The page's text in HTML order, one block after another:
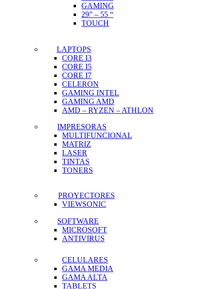
GAMING
29” – 55 “
TOUCH
LAPTOPS
CORE I3
CORE I5
CORE I7
CELERON
GAMING INTEL
GAMING AMD
AMD – RYZEN – ATHLON
IMPRESORAS
MULTIFUNCIONAL
MATRIZ
LASER
TINTAS
TONERS
PROYECTORES
VIEWSONIC
SOFTWARE
MICROSOFT
ANTIVIRUS
CELULARES
GAMA MEDIA
GAMA ALTA
TABLETS